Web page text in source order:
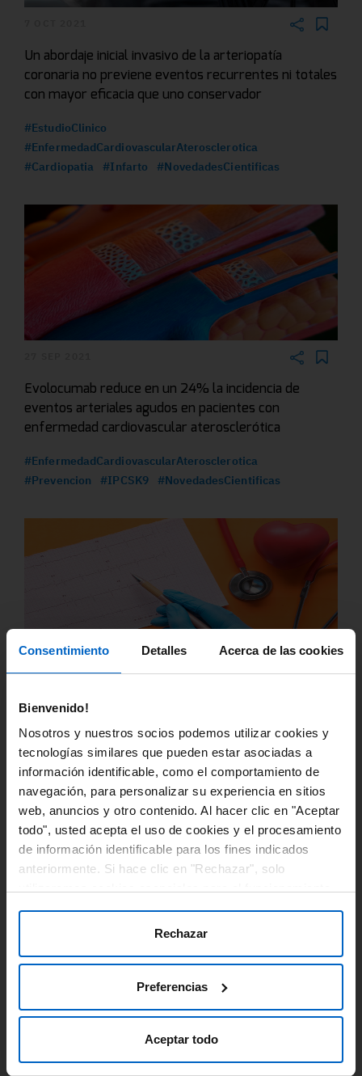
Consentimiento Detalles Acerca de las cookies
Bienvenido!
Nosotros y nuestros socios podemos utilizar cookies y
tecnologías similares que pueden estar asociadas a
información identificable, como el comportamiento de
navegación, para personalizar su experiencia en sitios
web, anuncios y otro contenido. Al hacer clic en "Aceptar
todo", usted acepta el uso de cookies y el procesamiento
de información identificable para los fines indicados
anteriormente. Si hace clic en "Rechazar", solo
del sitio web y no para optimizarlo ni personalizarlo. En
cualquier momento, puede ver, cambiar o retirar su
Cookies" en el pie de página de cada página.
Aceptar todo
Preferencias
Rechazar
Un abordaje inicial invasivo de la arteriopatía
coronaria no previene eventos recurrentes ni totales
con mayor eficacia que uno conservador
#EstudioClinico
#EnfermedadCardiovascularAterosclerotica
#Cardiopatia
#Infarto #NovedadesCientificas
Evolocumab reduce en un 24% la incidencia de
eventos arteriales agudos en pacientes con
enfermedad cardiovascular aterosclerótica
#EnfermedadCardiovascularAterosclerotica
#Prevencion
#IPCSK9 #NovedadesCientificas
23 SEP 2021
La nueva guía europea de prevención cardiovascular
intensificación del tratamiento
#Guias
#EnfermedadCardiovascularAterosclerotica
#ESC
#Prevencion #NovedadesCientificas
La reducción del cLDL por debajo de 40 mg/dl
ofrece beneficios clínicos continuados